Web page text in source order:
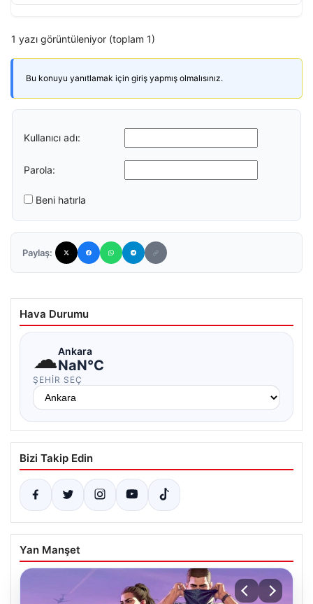
1 yazı görüntüleniyor (toplam 1)
Bu konuyu yanıtlamak için giriş yapmış olmalısınız.
Kullanıcı adı:
Parola:
Beni hatırla
Paylaş:
Hava Durumu
☁Ankara
NaN°C
ŞEHIR SEÇ
Bizi Takip Edin
Yan Manşet